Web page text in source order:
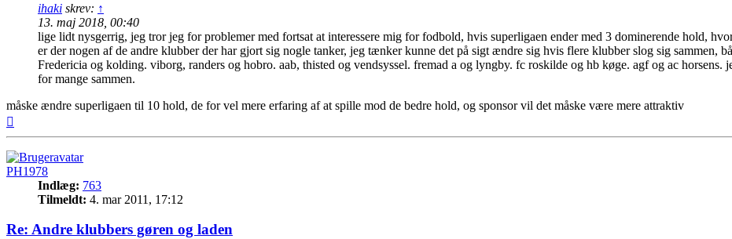
ihaki skrev: ↑
13. maj 2018, 00:40
lige lidt nysgerrig, jeg tror jeg for problemer med fortsat at interessere mig for fodbold, hvis superligaen ender med 3 dominerende hold,
er der nogen af de andre klubber der har gjort sig nogle tanker, jeg tænker kunne det på sigt ændre sig hvis flere klubber slog sig sammen,
Fredericia og kolding. viborg, randers og hobro. aab, thisted og vendsyssel. fremad a og lyngby. fc roskilde og hb køge. agf og ac
for mange sammen.
måske ændre superligaen til 10 hold, de for vel mere erfaring af at spille mod de bedre hold, og sponsor vil det måske være mere attraktiv
PH1978
Indlæg: 763
Tilmeldt: 4. mar 2011, 17:12
Re: Andre klubbers gøren og laden